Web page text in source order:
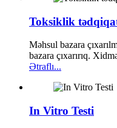
Toksiklik
Məhsul bazara
bazara çıxarırıq.
Ətraflı...
In Vitro Testi